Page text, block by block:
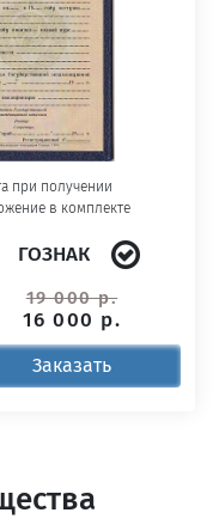
при получении
в комплекте
ГОЗНАК
19 000 р.
16 000 р.
Заказать